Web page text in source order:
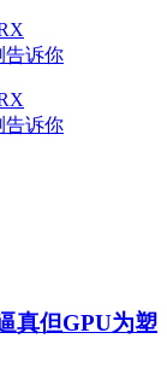
真但GPU为塑